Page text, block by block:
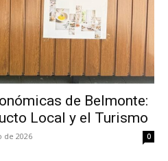
de Belmonte:
Local y el Turismo
de 2026 0